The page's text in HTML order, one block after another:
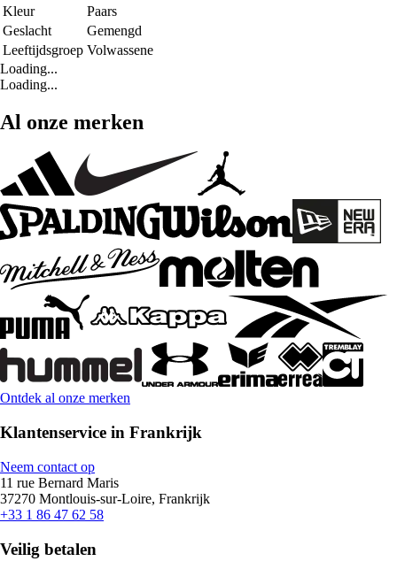
Kleur
Paars
Geslacht
Gemengd
Leeftijdsgroep Volwassene
Loading...
Loading...
Al onze merken
Ontdek al onze merken
Klantenservice in Frankrijk
Neem contact op
11 rue Bernard Maris
37270 Montlouis-sur-Loire, Frankrijk
+33 1 86 47 62 58
Veilig betalen